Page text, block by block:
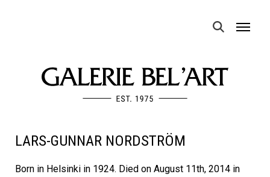
MENU
LARS-GUNNAR NORDSTRÖM
Born in Helsinki in 1924. Died on August 11th, 2014 in